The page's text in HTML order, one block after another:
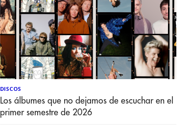
DISCOS
Los álbumes que no dejamos de escuchar en el
primer semestre de 2026